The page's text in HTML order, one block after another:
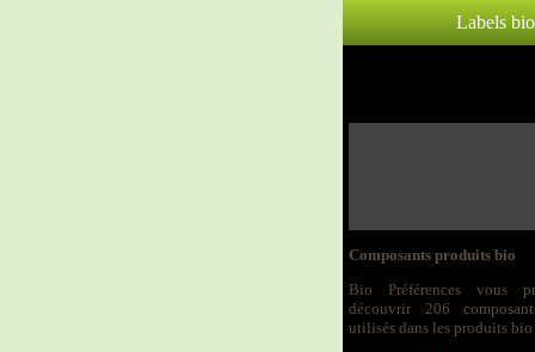
Labels bio
Composants produits bio
Bio Préférences vous
découvrir 206
utilisés dans les produits bio